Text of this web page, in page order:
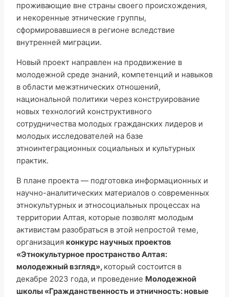
проживающие вне страны своего происхождения,
и некоренные этнические группы,
сформировавшиеся в регионе вследствие
внутренней миграции.
Новый проект направлен на продвижение в
молодежной среде знаний, компетенций и навыков
в области межэтнических отношений,
национальной политики через конструирование
новых технологий конструктивного
сотрудничества молодых гражданских лидеров и
молодых исследователей на базе
этноинтеграционных социальных и культурных
практик.
В плане проекта — подготовка информационных и
научно-аналитических материалов о современных
этнокультурных и этносоциальных процессах на
территории Алтая, которые позволят молодым
активистам разобраться в этой непростой теме,
организация конкурс научных проектов
«Этнокультурное пространство Алтая:
молодежный взгляд», который состоится в
декабре 2023 года, и проведение Молодежной
школы «Гражданственность и этничность: новые